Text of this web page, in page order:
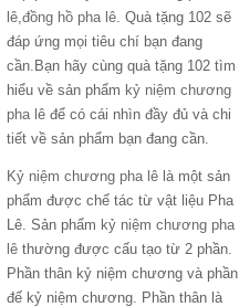
lê,đồng hồ pha lê. Quà tặng 102 sẽ
đáp ứng mọi tiêu chí bạn đang
cần.Bạn hãy cùng quà tặng 102 tìm
hiểu về sản phẩm kỷ niệm chương
pha lê để có cái nhìn đầy đủ và chi
tiết về sản phẩm bạn đang cần.
Kỷ niệm chương pha lê là một sản
phẩm được chế tác từ vật liệu Pha
Lê. Sản phẩm kỷ niệm chương pha
lê thường được cấu tạo từ 2 phần.
Phần thân kỷ niệm chương và phần
đế kỷ niệm chương. Phần thân là